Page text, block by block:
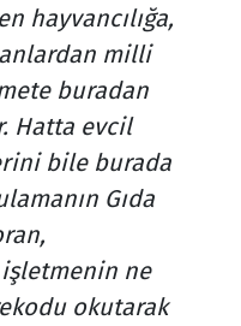
hayvancılığa,
milli
buradan
Hatta evcil
bile burada
Gıda
ne
okutarak